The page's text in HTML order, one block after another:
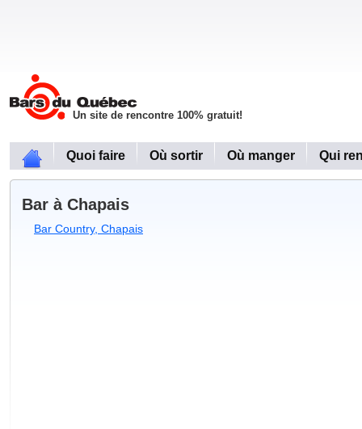
Un site de rencontre 100% gratuit!
Quoi faire Où sortir Où manger Qui
Bar à Chapais
Bar Country, Chapais